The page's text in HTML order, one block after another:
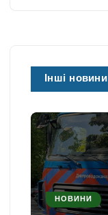
Інші новини
НОВИНИ